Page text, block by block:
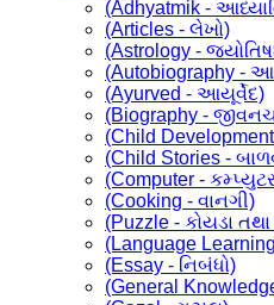
(Adhyatmik -
(Articles - લેખો)
(Astrology -
(Autobiography -
(Ayurved - આયૂર્વેદ)
(Biography -
(Child
(Child Stories -
(Computer -
(Cooking - વાનગી)
(Puzzle - કોયડા
(Language
(Essay - નિબંધો)
(General